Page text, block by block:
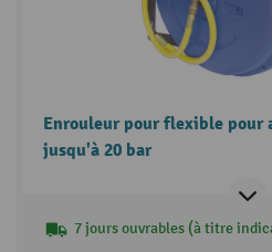
Enrouleur pour flexible pour
jusqu'à 20 bar
7 jours ouvrables (à titre